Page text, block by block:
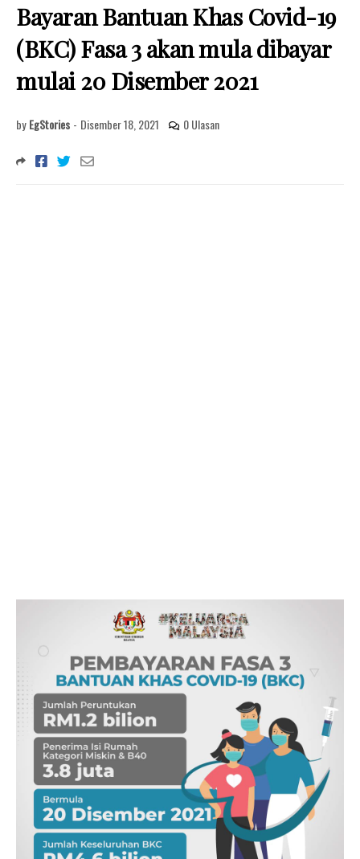
Bayaran Bantuan Khas Covid-19
(BKC) Fasa 3 akan mula dibayar
mulai 20 Disember 2021
by EgStories - Disember 18, 2021 0 Ulasan